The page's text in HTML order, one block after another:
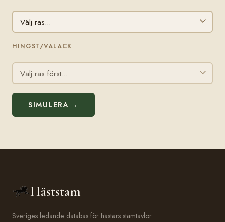
HINGST/VALACK
SIMULERA →
Häststam
Sveriges ledande databas för hästars stamtavlor